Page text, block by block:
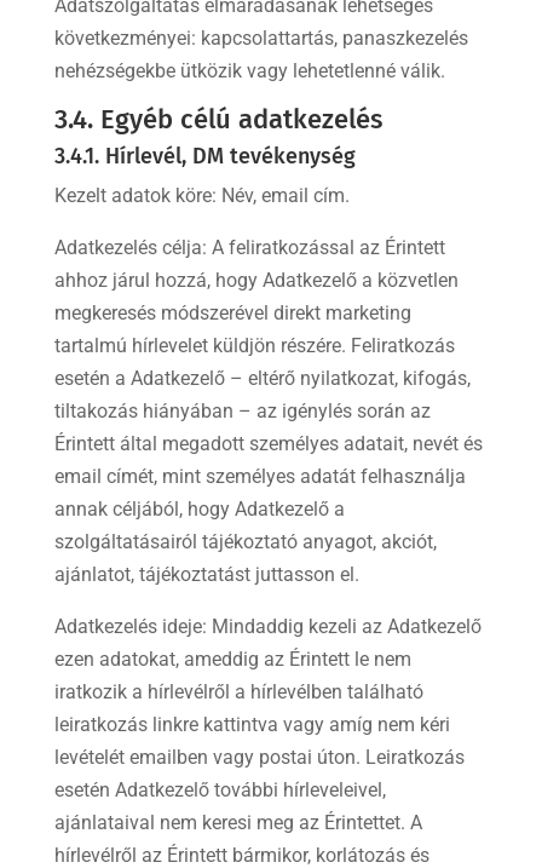
Adatszolgáltatás elmaradásának lehetséges
következményei: kapcsolattartás, panaszkezelés
nehézségekbe ütközik vagy lehetetlenné válik.
3.4. Egyéb célú adatkezelés
3.4.1. Hírlevél, DM tevékenység
Kezelt adatok köre: Név, email cím.
Adatkezelés célja: A feliratkozással az Érintett
ahhoz járul hozzá, hogy Adatkezelő a közvetlen
megkeresés módszerével direkt marketing
tartalmú hírlevelet küldjön részére. Feliratkozás
esetén a Adatkezelő – eltérő nyilatkozat, kifogás,
tiltakozás hiányában – az igénylés során az
Érintett által megadott személyes adatait, nevét és
email címét, mint személyes adatát felhasználja
annak céljából, hogy Adatkezelő a
szolgáltatásairól tájékoztató anyagot, akciót,
ajánlatot, tájékoztatást juttasson el.
Adatkezelés ideje: Mindaddig kezeli az Adatkezelő
ezen adatokat, ameddig az Érintett le nem
iratkozik a hírlevélről a hírlevélben található
leiratkozás linkre kattintva vagy amíg nem kéri
levételét emailben vagy postai úton. Leiratkozás
esetén Adatkezelő további hírleveleivel,
ajánlataival nem keresi meg az Érintettet. A
hírlevélről az Érintett bármikor, korlátozás és